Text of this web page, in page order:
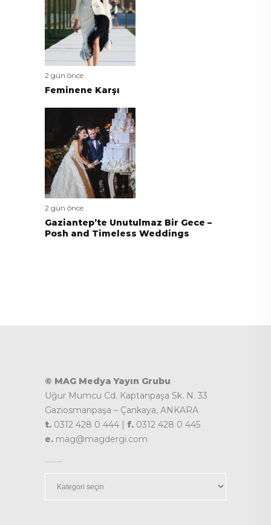
2 gün önce
Feminene Karşı
2 gün önce
Gaziantep’te Unutulmaz Bir Gece –
Posh and Timeless Weddings
© MAG Medya Yayın Grubu
Uğur Mumcu Cd. Kaptanpaşa Sk. N. 33
Gaziosmanpaşa – Çankaya, ANKARA
t. 0312 428 0 444 | f. 0312 428 0 445
e. mag@magdergi.com